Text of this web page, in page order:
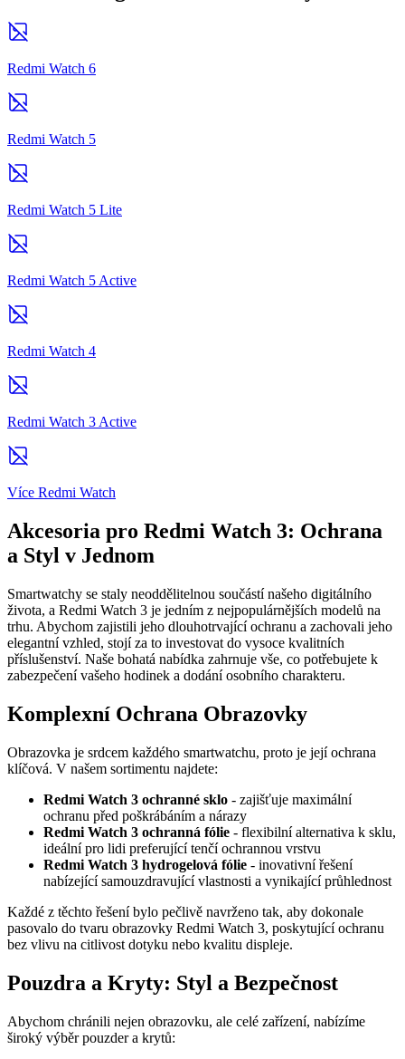
Redmi Watch 6
Redmi Watch 5
Redmi Watch 5 Lite
Redmi Watch 5 Active
Redmi Watch 4
Redmi Watch 3 Active
Více Redmi Watch
Akcesoria pro Redmi Watch 3: Ochrana
a Styl v Jednom
Smartwatchy se staly neoddělitelnou součástí našeho digitálního
života, a Redmi Watch 3 je jedním z nejpopulárnějších modelů na
trhu. Abychom zajistili jeho dlouhotrvající ochranu a zachovali jeho
elegantní vzhled, stojí za to investovat do vysoce kvalitních
příslušenství. Naše bohatá nabídka zahrnuje vše, co potřebujete k
zabezpečení vašeho hodinek a dodání osobního charakteru.
Komplexní Ochrana Obrazovky
Obrazovka je srdcem každého smartwatchu, proto je její ochrana
klíčová. V našem sortimentu najdete:
Redmi Watch 3 ochranné sklo - zajišťuje maximální
ochranu před poškrábáním a nárazy
Redmi Watch 3 ochranná fólie - flexibilní alternativa k sklu,
ideální pro lidi preferující tenčí ochrannou vrstvu
Redmi Watch 3 hydrogelová fólie - inovativní řešení
nabízející samouzdravující vlastnosti a vynikající průhlednost
Každé z těchto řešení bylo pečlivě navrženo tak, aby dokonale
pasovalo do tvaru obrazovky Redmi Watch 3, poskytující ochranu
bez vlivu na citlivost dotyku nebo kvalitu displeje.
Pouzdra a Kryty: Styl a Bezpečnost
Abychom chránili nejen obrazovku, ale celé zařízení, nabízíme
široký výběr pouzder a krytů: